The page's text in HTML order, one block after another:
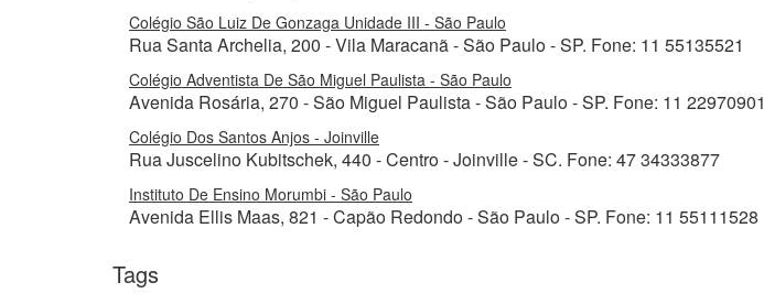
Colégio São Luiz De Gonzaga Unidade III - São Paulo
Rua Santa Archelia, 200 - Vila Maracanã - São Paulo - SP. Fone: 11 55135521
Colégio Adventista De São Miguel Paulista - São Paulo
Avenida Rosária, 270 - São Miguel Paulista - São Paulo - SP. Fone: 11 22970901
Colégio Dos Santos Anjos - Joinville
Rua Juscelino Kubitschek, 440 - Centro - Joinville - SC. Fone: 47 34333877
Instituto De Ensino Morumbi - São Paulo
Avenida Ellis Maas, 821 - Capão Redondo - São Paulo - SP. Fone: 11 55111528
Tags